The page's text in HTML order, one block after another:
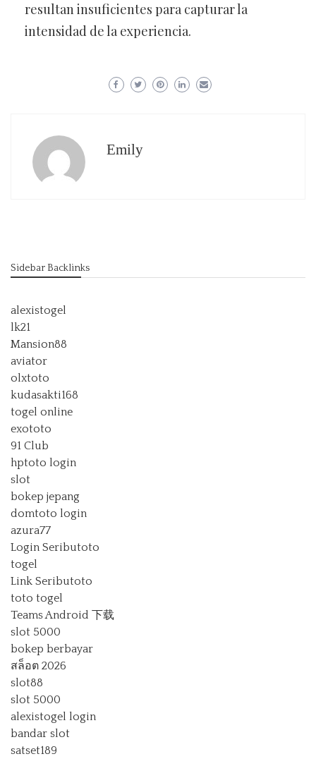
resultan insuficientes para capturar la
intensidad de la experiencia.
Emily
Sidebar Backlinks
alexistogel
lk21
Mansion88
aviator
olxtoto
kudasakti168
togel online
exototo
91 Club
hptoto login
slot
bokep jepang
domtoto login
azura77
Login Seributoto
togel
Link Seributoto
toto togel
Teams Android 下载
slot 5000
bokep berbayar
สล็อต 2026
slot88
slot 5000
alexistogel login
bandar slot
satset189